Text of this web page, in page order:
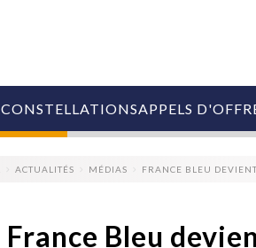
CONSTELLATIONSAPPELS
ACTUALITÉS MÉDIAS FRANCE BLEU
France Bleu